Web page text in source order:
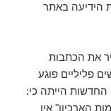
הידיעה באתר
את הכתבות
פליליים פוגע
הייתה כי:
הארכיון" אין